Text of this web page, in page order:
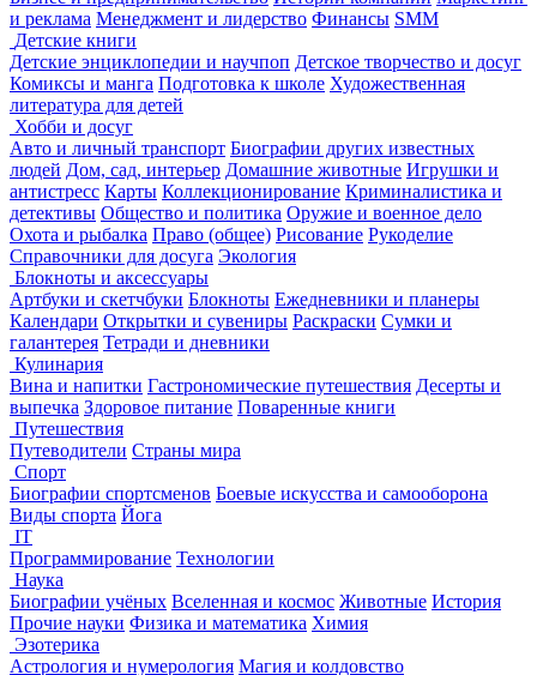
и реклама Менеджмент и лидерство Финансы SMM
Детские книги
Детские энциклопедии и научпоп Детское творчество и досуг
Комиксы и манга Подготовка к школе Художественная
литература для детей
Хобби и досуг
Авто и личный транспорт Биографии других известных
людей Дом, сад, интерьер Домашние животные Игрушки и
антистресс Карты Коллекционирование Криминалистика и
детективы Общество и политика Оружие и военное дело
Охота и рыбалка Право (общее) Рисование Рукоделие
Справочники для досуга Экология
Блокноты и аксессуары
Артбуки и скетчбуки Блокноты Ежедневники и планеры
Календари Открытки и сувениры Раскраски Сумки и
галантерея Тетради и дневники
Кулинария
Вина и напитки Гастрономические путешествия Десерты и
выпечка Здоровое питание Поваренные книги
Путешествия
Путеводители Страны мира
Спорт
Биографии спортсменов Боевые искусства и самооборона
Виды спорта Йога
IT
Программирование Технологии
Наука
Биографии учёных Вселенная и космос Животные История
Прочие науки Физика и математика Химия
Эзотерика
Астрология и нумерология Магия и колдовство